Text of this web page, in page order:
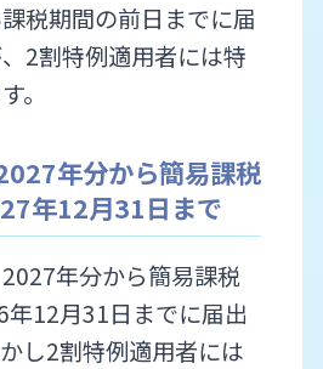
税期間の前日までに届
2割特例適用者には特
。
年分から簡易課税
年12月31日まで
年分から簡易課税
年12月31日までに届出
し2割特例適用者には